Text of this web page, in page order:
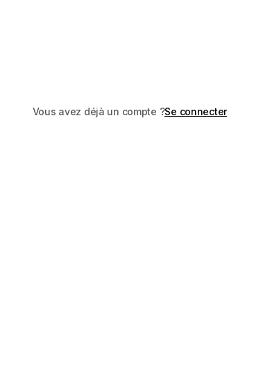
Vous avez déjà un compte ?Se connecter